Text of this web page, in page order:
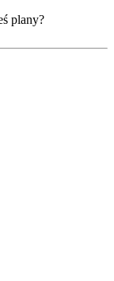
plany?